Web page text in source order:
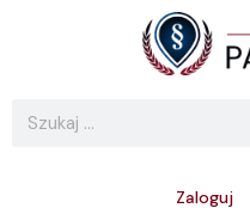
Search
Zaloguj